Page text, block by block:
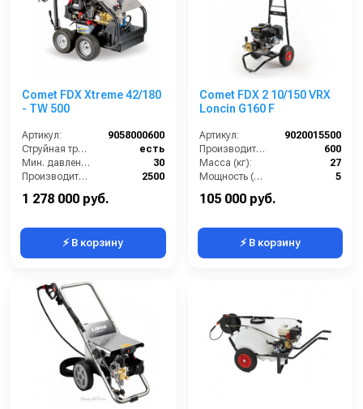
Comet FDX Xtreme 42/180
- TW 500
Артикул:
9058000600
Струйная трубка (копьё):
есть
Мин. давление (бар):
30
Производительность (л/ч):
2500
1 278 000 руб.
⚡ В корзину
Comet FDX 2 10/150 VRX
Loncin G160 F
Артикул:
9020015500
Производительность (л/ч):
600
Масса (кг):
27
Мощность (л/с):
5
105 000 руб.
⚡ В корзину